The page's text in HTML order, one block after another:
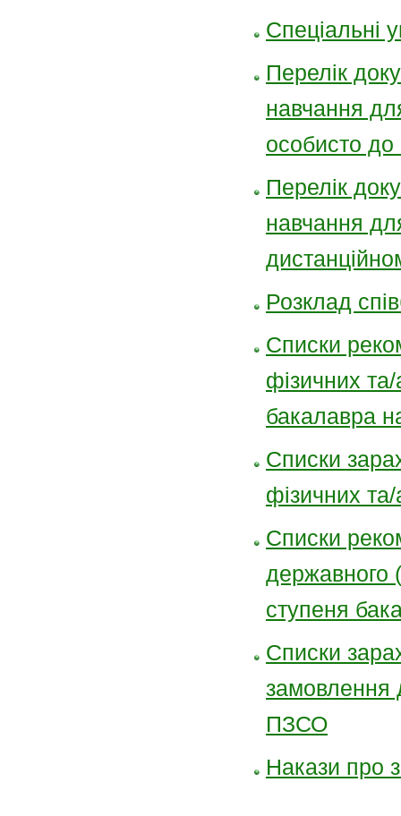
Спеціальні
Перелік
навчання
особисто до
Перелік
навчання
Розклад
Списки
фізичних
бакалавра
Списки
фізичних
Списки
державного
ступеня
Списки
замовлення
ПЗСО
Накази про